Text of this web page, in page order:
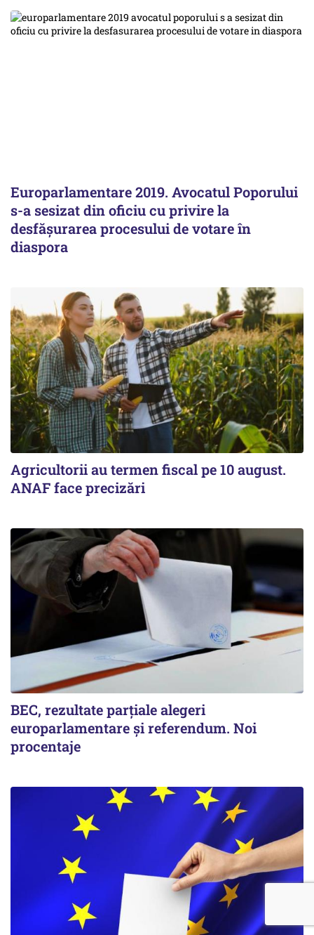
Europarlamentare 2019. Avocatul Poporului
s-a sesizat din oficiu cu privire la
desfăşurarea procesului de votare în
diaspora
Agricultorii au termen fiscal pe 10 august.
ANAF face precizări
BEC, rezultate parțiale alegeri
europarlamentare și referendum. Noi
procentaje